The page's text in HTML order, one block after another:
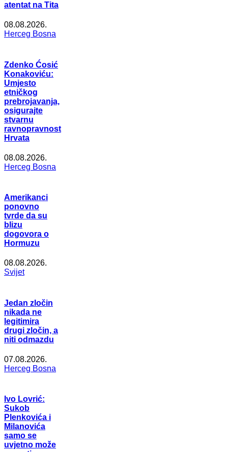
atentat na Tita
08.08.2026.
Herceg Bosna
Zdenko Ćosić
Konakoviću:
Umjesto
etničkog
prebrojavanja,
osigurajte
stvarnu
ravnopravnost
Hrvata
08.08.2026.
Herceg Bosna
Amerikanci
ponovno
tvrde da su
blizu
dogovora o
Hormuzu
08.08.2026.
Svijet
Jedan zločin
nikada ne
legitimira
drugi zločin, a
niti odmazdu
07.08.2026.
Herceg Bosna
Ivo Lovrić:
Sukob
Plenkovića i
Milanovića
samo se
uvjetno može